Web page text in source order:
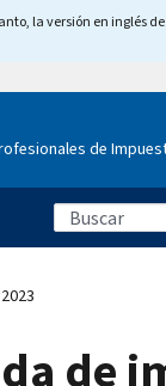
la versión en inglés
de
de